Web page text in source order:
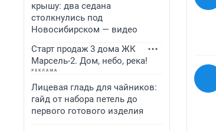
крышу: два седана
столкнулись под
Новосибирском — видео
Старт продаж 3 дома ЖК
Марсель-2. Дом, небо, река!
Лицевая гладь для чайников:
гайд от набора петель до
первого готового изделия